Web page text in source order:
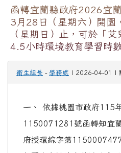
函轉宜蘭縣政府2026宜
3月28日（星期六）開園
（星期日）止，可於「
4.5小時環境教育學習時
衛生組長 - 學務處 | 2026-04-01 |
一、 依據桃園市政府115
1150071281號函轉知宜
府授環綜字第